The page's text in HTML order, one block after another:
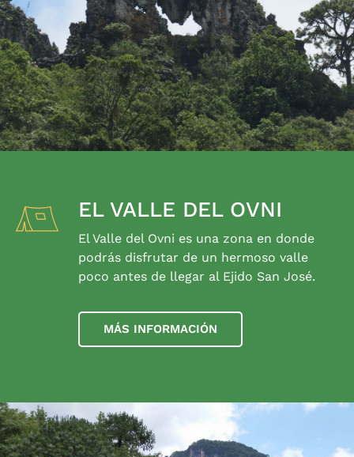
EL VALLE DEL OVNI
El Valle del Ovni es una zona en donde
podrás disfrutar de un hermoso valle
poco antes de llegar al Ejido San José.
MÁS INFORMACIÓN